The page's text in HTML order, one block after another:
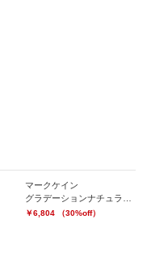
マークケイン
￥6,804 （30%off）